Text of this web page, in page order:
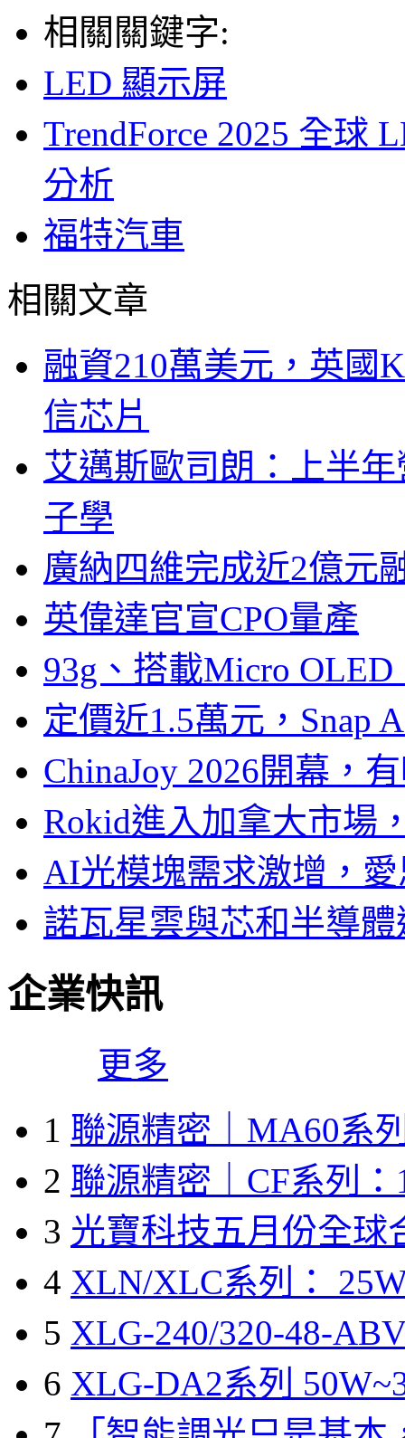
相關關鍵字:
LED 顯示屏
TrendForce 2025 全球
分析
福特汽車
相關文章
融資210萬美元，英國
信芯片
艾邁斯歐司朗：上半
子學
廣納四維完成近2億元
英偉達官宣CPO量產
93g、搭載Micro
定價近1.5萬元，Snap
ChinaJoy 2026開幕，
Rokid進入加拿大市場
AI光模塊需求激增，
諾瓦星雲與芯和半導
企業快訊
更多
1 聯源精密｜MA60系
2 聯源精密｜CF系列：
3 光寶科技五月份全球
4 XLN/XLC系列：
5 XLG-240/320-48-
6 XLG-DA2系列